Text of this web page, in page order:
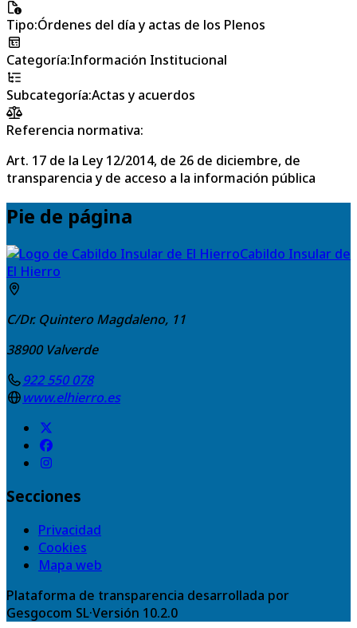
Tipo:Órdenes del día y actas de los Plenos
Categoría:Información Institucional
Subcategoría:Actas y acuerdos
Referencia normativa:
Art. 17 de la Ley 12/2014, de 26 de diciembre, de
transparencia y de acceso a la información pública
Pie de página
Cabildo Insular de
El Hierro
C/Dr. Quintero Magdaleno, 11
38900 Valverde
922 550 078
www.elhierro.es
Secciones
Privacidad
Cookies
Mapa web
Plataforma de transparencia desarrollada por
Gesgocom SL·Versión 10.2.0